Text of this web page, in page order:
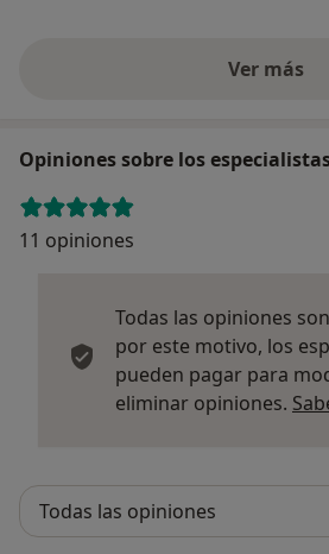
Ver más
Opiniones sobre los
11 opiniones
Todas las opiniones
por este motivo, los
pueden pagar para
eliminar opiniones.